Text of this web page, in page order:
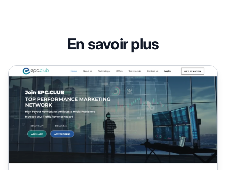
En savoir plus
Programme d'affiliation EPC Club